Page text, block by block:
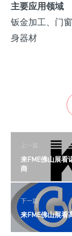
主要应用领域
钣金加工、门
身器材
上一篇
来FME佛山展看
商
下一篇
来FME佛山展看